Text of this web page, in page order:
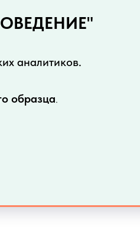
аналитиков.
образца.